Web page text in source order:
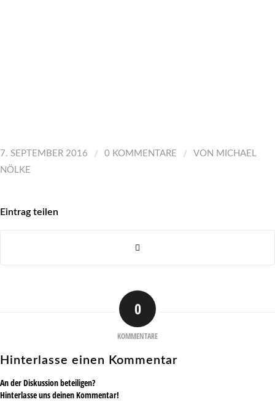
7. SEPTEMBER 2016 / 0 KOMMENTARE / VON MICHAEL
NÖLKE
Eintrag teilen
0
KOMMENTARE
Hinterlasse einen Kommentar
An der Diskussion beteiligen?
Hinterlasse uns deinen Kommentar!